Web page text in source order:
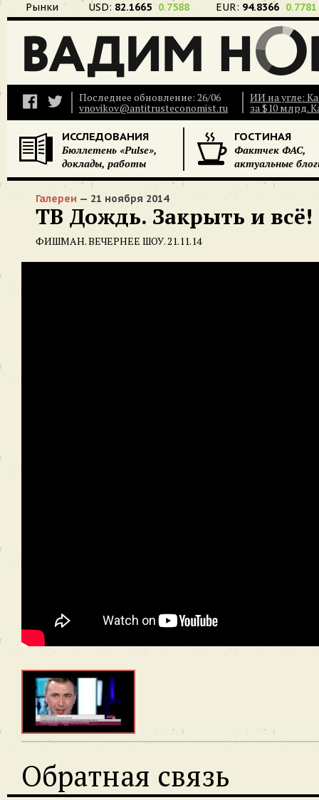
Рынки USD: 82.1665 0.7588 EUR: 94.8366 0.7781
Последнее обновление: 26/06
vnovikov@antitrusteconomist.ru
ИИ на угле:
за $10 млрд.
ИССЛЕДОВАНИЯ
Бюллетень «Pulse»,
доклады, работы
ГОСТИНАЯ
Фактчек ФАС,
актуальные
Галереи — 21 ноября 2014
ТВ Дождь. Закрыть и всё!
ФИШМАН. ВЕЧЕРНЕЕ ШОУ. 21.11.14
Обратная связь